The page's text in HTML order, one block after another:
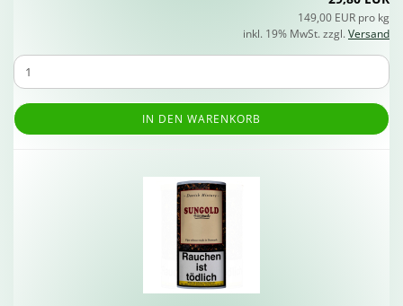
149,00 EUR pro kg
inkl. 19% MwSt. zzgl.Versand
IN DEN WARENKORB